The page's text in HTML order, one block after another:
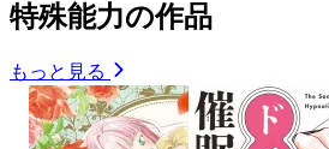
特殊能力の作品
もっと見る